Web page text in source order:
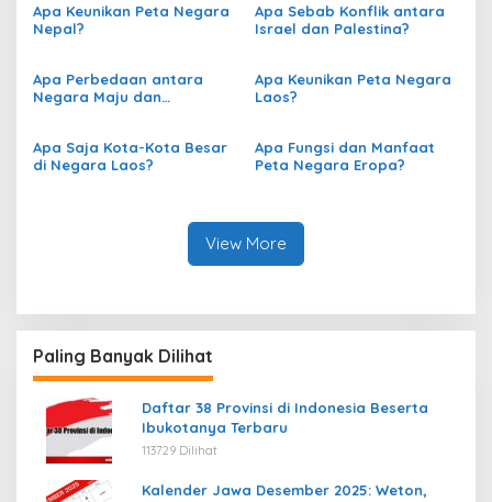
Apa Keunikan Peta Negara
Nepal?
Apa Sebab Konflik antara
Israel dan Palestina?
Apa Perbedaan antara
Negara Maju dan
Apa Keunikan Peta Negara
Laos?
Apa Saja Kota-Kota Besar
di Negara Laos?
Apa Fungsi dan Manfaat
Peta Negara Eropa?
View More
Paling Banyak Dilihat
Daftar 38 Provinsi di Indonesia Beserta
Ibukotanya Terbaru
113729 Dilihat
Kalender Jawa Desember 2025: Weton,